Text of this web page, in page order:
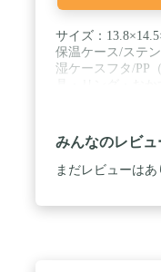
サイズ：
保温ケース/ステ
湿ケースフタ/PP
おかず容器フタ/
310ml・おかず
各フタは除く）
みんなのレビュ
まだレビューはあ